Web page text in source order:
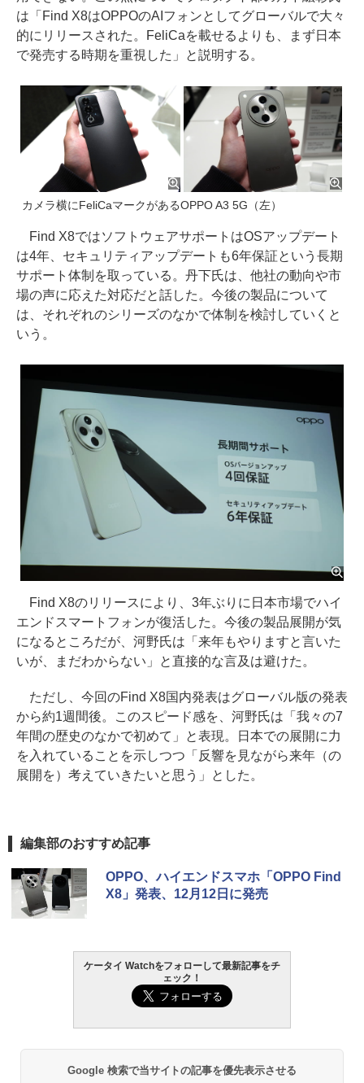
は「Find X8はOPPOのAIフォンとしてグローバルで大々
的にリリースされた。FeliCaを載せるよりも、まず日本
で発売する時期を重視した」と説明する。
カメラ横にFeliCaマークがあるOPPO A3 5G（左）
Find X8ではソフトウェアサポートはOSアップデート
は4年、セキュリティアップデートも6年保証という長期
サポート体制を取っている。丹下氏は、他社の動向や市
場の声に応えた対応だと話した。今後の製品について
は、それぞれのシリーズのなかで体制を検討していくと
いう。
Find X8のリリースにより、3年ぶりに日本市場でハイ
エンドスマートフォンが復活した。今後の製品展開が気
になるところだが、河野氏は「来年もやりますと言いた
いが、まだわからない」と直接的な言及は避けた。
ただし、今回のFind X8国内発表はグローバル版の発表
から約1週間後。このスピード感を、河野氏は「我々の7
年間の歴史のなかで初めて」と表現。日本での展開に力
を入れていることを示しつつ「反響を見ながら来年（の
展開を）考えていきたいと思う」とした。
編集部のおすすめ記事
OPPO、ハイエンドスマホ「OPPO Find
X8」発表、12月12日に発売
ケータイ Watchをフォローして最新記事をチ
ェック！
Google 検索で当サイトの記事を優先表示させる